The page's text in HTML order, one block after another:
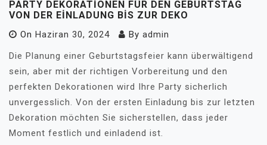
PARTY DEKORATIONEN FÜR DEN GEBURTSTAG
VON DER EINLADUNG BIS ZUR DEKO
On Haziran 30, 2024 By admin
Die Planung einer Geburtstagsfeier kann überwältigend
sein, aber mit der richtigen Vorbereitung und den
perfekten Dekorationen wird Ihre Party sicherlich
unvergesslich. Von der ersten Einladung bis zur letzten
Dekoration möchten Sie sicherstellen, dass jeder
Moment festlich und einladend ist.